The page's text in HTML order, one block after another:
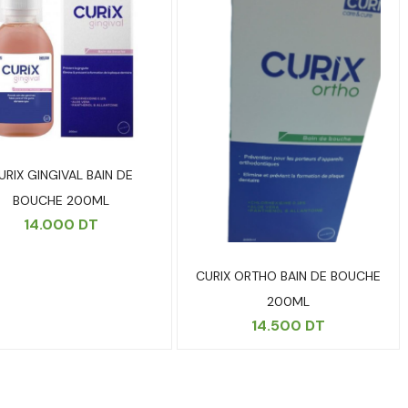
GINGIVAL BAIN DE
BOUCHE 200ML
14.000 DT
CURIX ORTHO BAIN DE BOUCHE
200ML
14.500 DT